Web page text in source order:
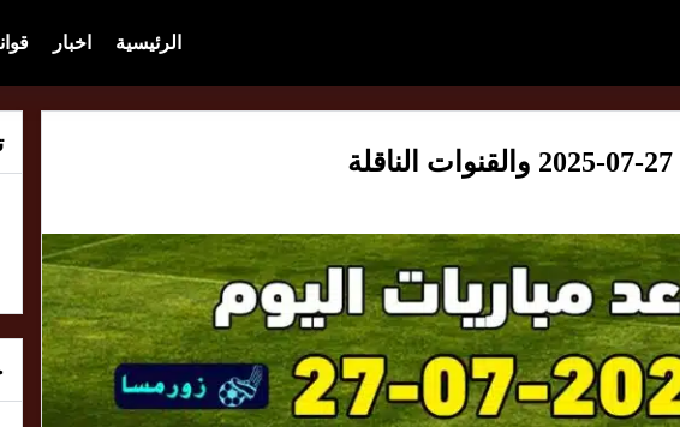
الرئيسية اخبار